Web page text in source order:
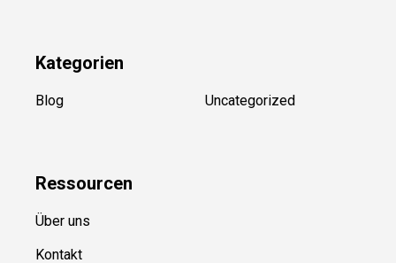
Kategorien
Blog Uncategorized
Ressourcen
Über uns
Kontakt